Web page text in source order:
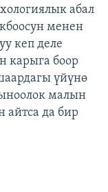
абал
менен
кеп деле
карыга боор
үйүнө
малын
айтса да бир